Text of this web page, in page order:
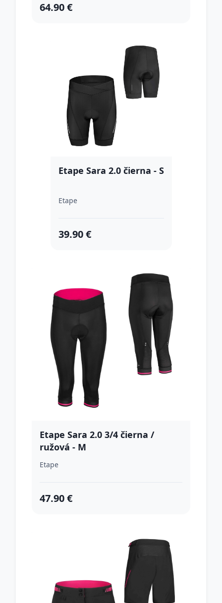
64.90 €
Etape Sara 2.0 čierna - S
Etape
39.90 €
Etape Sara 2.0 3/4 čierna /
ružová - M
Etape
47.90 €